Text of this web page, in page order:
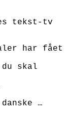
tekst-tv
har fået
skal
…